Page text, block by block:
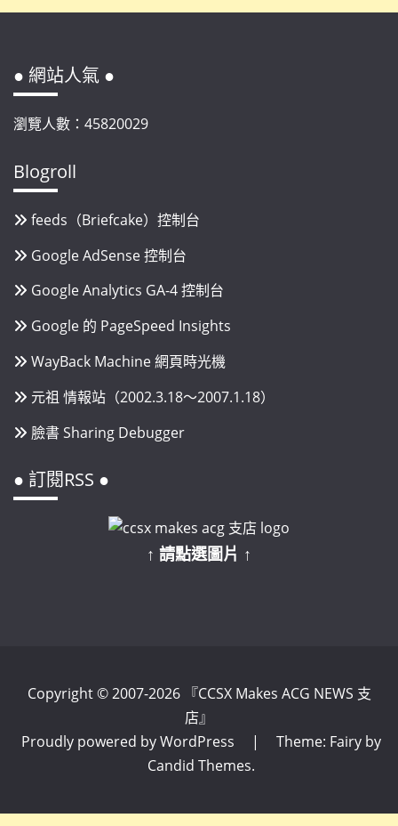
● 網站人氣 ●
瀏覽人數：45820029
Blogroll
feeds（Briefcake）控制台
Google AdSense 控制台
Google Analytics GA-4 控制台
Google 的 PageSpeed Insights
WayBack Machine 網頁時光機
元祖 情報站（2002.3.18～2007.1.18）
臉書 Sharing Debugger
● 訂閱RSS ●
↑ 請點選圖片 ↑
Copyright © 2007-2026 『CCSX Makes ACG NEWS 支
店』
Proudly powered by WordPress
|
Theme: Fairy by
Candid Themes.